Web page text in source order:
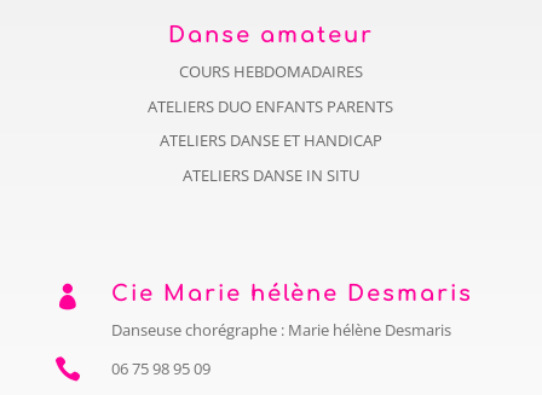
Danse amateur
COURS HEBDOMADAIRES
ATELIERS DUO ENFANTS PARENTS
ATELIERS DANSE ET HANDICAP
ATELIERS DANSE IN SITU
 Cie Marie hélène Desmaris
Danseuse chorégraphe : Marie hélène Desmaris
 06 75 98 95 09